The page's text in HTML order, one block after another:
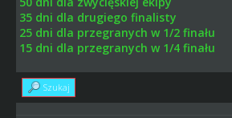
35 dni dla drugiego finalisty
25 dni dla przegranych w 1/2 finału
15 dni dla przegranych w 1/4 finału
Szukaj